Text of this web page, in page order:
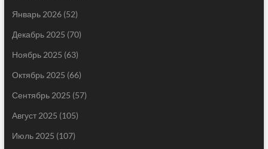
Январь 2026(52)
Декабрь 2025 (70)
Ноябрь 2025 (63)
Октябрь 2025 (66)
Сентябрь 2025 (57)
Август 2025 (105)
Июль 2025 (107)